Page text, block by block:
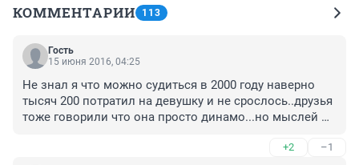
КОММЕНТАРИИ 113
Гость
15 июня 2016, 04:25
Не знал я что можно судиться в 2000 году наверно
тысяч 200 потратил на девушку и не срослось..друзья
тоже говорили что она просто динамо...но мыслей
+2 –1